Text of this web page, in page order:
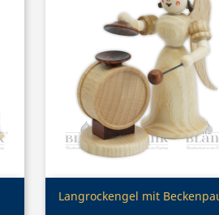
Vorschau
Langrockengel mit